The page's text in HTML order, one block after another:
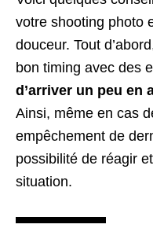
votre shooting photo
douceur. Tout
bon timing avec des
d’arriver un peu en
Ainsi, même en cas
empêchement de
possibilité de réagir
situation.